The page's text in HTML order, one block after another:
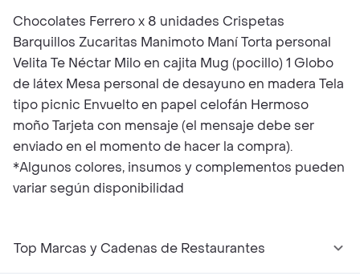
Chocolates Ferrero x 8 unidades Crispetas
Barquillos Zucaritas Manimoto Maní Torta personal
Velita Te Néctar Milo en cajita Mug (pocillo) 1 Globo
de látex Mesa personal de desayuno en madera Tela
tipo picnic Envuelto en papel celofán Hermoso
moño Tarjeta con mensaje (el mensaje debe ser
enviado en el momento de hacer la compra).
*Algunos colores, insumos y complementos pueden
variar según disponibilidad
Top Marcas y Cadenas de Restaurantes